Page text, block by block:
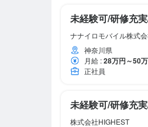
未経験可/研修充
ナナイロモバイル株式
神奈川県
月給 :28万円～50
正社員
未経験可/研修充
株式会社HIGHEST